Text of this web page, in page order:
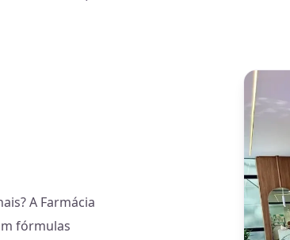
A Farmácia
fórmulas